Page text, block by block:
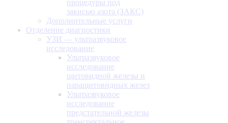
процедуры под
закисью азота (ЗАКС)
Дополнительные услуги
Отделение диагностики
УЗИ — ультразвуковое
исследование
Ультразвуковое
исследование
щитовидной железы и
паращитовидных желез
Ультразвуковое
исследование
предстательной железы